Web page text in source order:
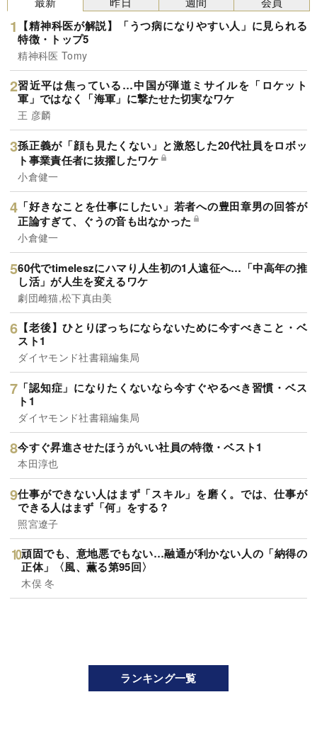
【精神科医が解説】「うつ病になりやすい人」に見られる
特徴・トップ5
精神科医 Tomy
習近平は焦っている…中国が弾道ミサイルを「ロケット
軍」ではなく「海軍」に撃たせた切実なワケ
王 彦麟
孫正義が「顔も見たくない」と激怒した20代社員をロボッ
ト事業責任者に抜擢したワケ
小倉健一
「好きなことを仕事にしたい」若者への豊田章男の回答が
正論すぎて、ぐうの音も出なかった
小倉健一
60代でtimeleszにハマり人生初の1人遠征へ…「中高年の推
し活」が人生を変えるワケ
劇団雌猫,松下真由美
【老後】ひとりぼっちにならないために今すべきこと・ベ
スト1
ダイヤモンド社書籍編集局
「認知症」になりたくないなら今すぐやるべき習慣・ベス
ト1
ダイヤモンド社書籍編集局
今すぐ昇進させたほうがいい社員の特徴・ベスト1
本田淳也
仕事ができない人はまず「スキル」を磨く。では、仕事が
できる人はまず「何」をする？
照宮遼子
頑固でも、意地悪でもない…融通が利かない人の「納得の
正体」〈風、薫る第95回〉
木俣 冬
ランキング一覧